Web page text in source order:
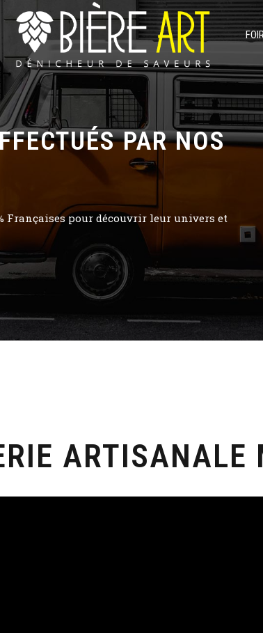
PAR NOS
Françaises pour découvrir leur univers et
ARTISANALE